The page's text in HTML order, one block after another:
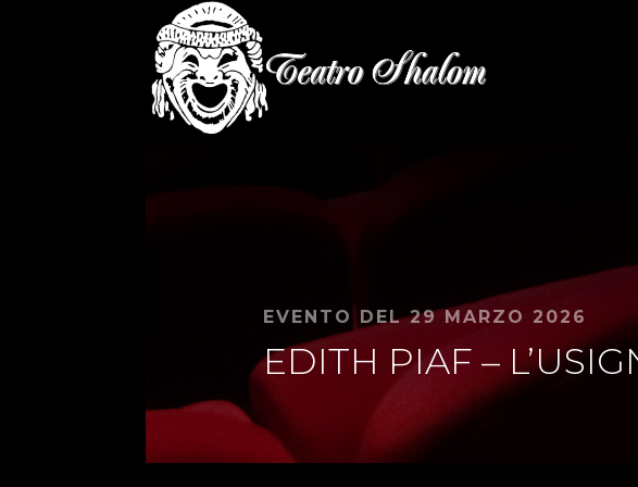
EVENTO DEL 29 MARZO 2026
EDITH PIAF –